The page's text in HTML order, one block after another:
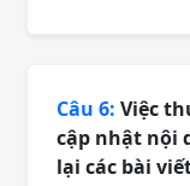
Câu 6: Việc
cập nhật nội
lại các bài